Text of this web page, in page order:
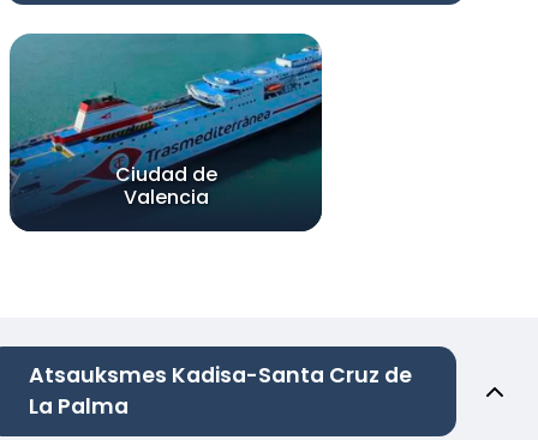
Ciudad de
Valencia
Atsauksmes Kadisa-Santa Cruz de
La Palma